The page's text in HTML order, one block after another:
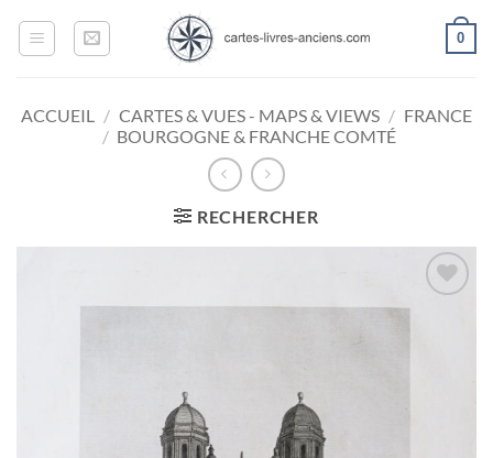
0
ACCUEIL / CARTES & VUES - MAPS & VIEWS / FRANCE
/ BOURGOGNE & FRANCHE COMTÉ
RECHERCHER